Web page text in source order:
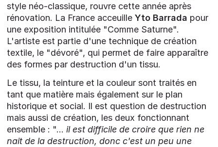
style néo-classique, rouvre cette année après
rénovation. La France acceuille Yto Barrada pour
une exposition intitulée "Comme Saturne".
L'artiste est partie d'une technique de création
textile, le "dévoré", qui permet de faire apparaître
des formes par destruction d'un tissu.
Le tissu, la teinture et la couleur sont traités en
tant que matière mais également sur le plan
historique et social. Il est question de destruction
mais aussi de création, les deux fonctionnant
ensemble : "... il est difficile de croire que rien ne
nait de la destruction, donc c'est un peu une